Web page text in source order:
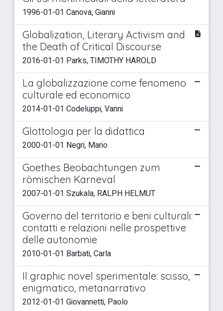
1996-01-01 Canova, Gianni
Globalization, Literary Activism and
the Death of Critical Discourse
2016-01-01 Parks, TIMOTHY HAROLD
La globalizzazione come fenomeno
culturale ed economico
2014-01-01 Codeluppi, Vanni
Glottologia per la didattica
2000-01-01 Negri, Mario
Goethes Beobachtungen zum
römischen Karneval
2007-01-01 Szukala, RALPH HELMUT
Governo del territorio e beni culturali:
contatti e relazioni nelle prospettive
delle autonomie
2010-01-01 Barbati, Carla
Il graphic novel sperimentale: scisso,
enigmatico, metanarrativo
2012-01-01 Giovannetti, Paolo